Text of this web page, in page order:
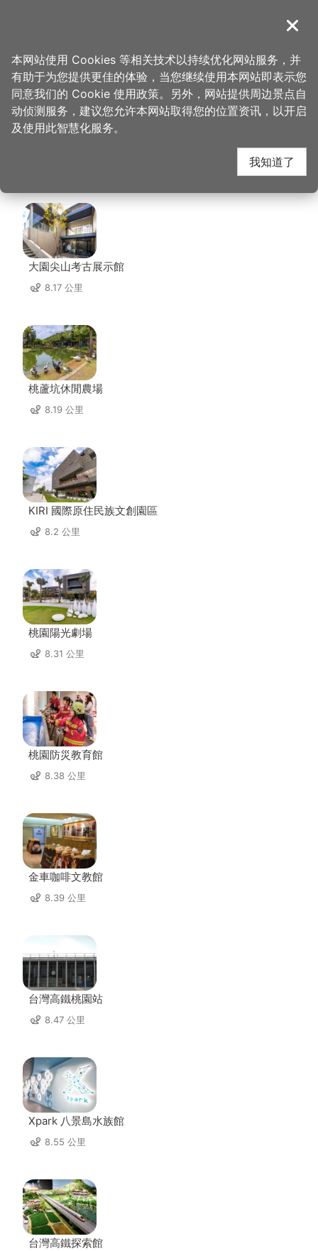
導覽
首页 > 想去的地方 > 美食、购物 > 老四川巴蜀麻辣烫-桃园店
老四川巴蜀麻辣烫-桃
园店 周边景点
大園尖山考古展示館
8.17 公里
桃蘆坑休閒農場
8.19 公里
KIRI 國際原住民族文創園區
8.2 公里
桃園陽光劇場
8.31 公里
桃園防災教育館
8.38 公里
金車咖啡文教館
8.39 公里
台灣高鐵桃園站
8.47 公里
Xpark 八景島水族館
8.55 公里
台灣高鐵探索館
关闭
本网站使用 Cookies 等相关技术以持续优化网站服务，并
有助于为您提供更佳的体验，当您继续使用本网站即表示您
同意我们的 Cookie 使用政策。另外，网站提供周边景点自
动侦测服务，建议您允许本网站取得您的位置资讯，以开启
及使用此智慧化服务。
我知道了